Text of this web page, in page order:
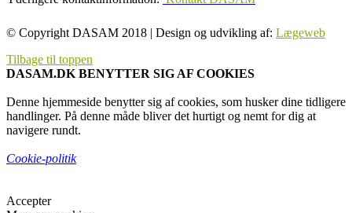
© Copyright DASAM 2018 | Design og udvikling af: Lægeweb
Tilbage til toppen
DASAM.DK BENYTTER SIG AF COOKIES
Denne hjemmeside benytter sig af cookies, som husker dine tidligere
handlinger. På denne måde bliver det hurtigt og nemt for dig at
navigere rundt.
Cookie-politik
Accepter